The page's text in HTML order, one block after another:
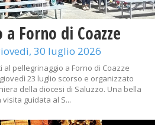
Forno di Coazze
30 luglio 2026
al pellegrinaggio a Forno di Coazze
23 luglio scorso e organizzato
della diocesi di Saluzzo. Una bella
guidata al S...